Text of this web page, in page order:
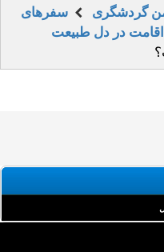
گردشگری
سفرهای
اقامت در دل طبیعت